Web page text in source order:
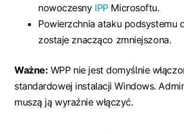
nowoczesny IPPMicrosoftu.
Powierzchnia ataku podsystemu
zostaje znacząco zmniejszona.
Ważne: WPP nie jest domyślnie
standardowej instalacji Windows.
muszą ją wyraźnie włączyć.